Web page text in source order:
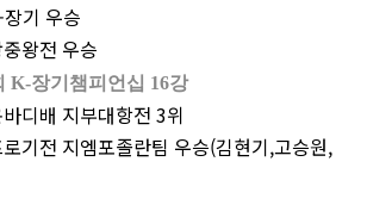
기 우승
왕전 우승
K-장기챔피언십 16강
디배 지부대항전 3위
기전 지엠포졸란팀 우승(김현기,고승원,